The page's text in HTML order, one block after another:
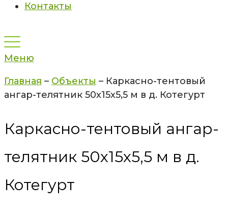
Контакты
Меню
Главная – Объекты – Каркасно-тентовый
ангар-телятник 50х15х5,5 м в д. Котегурт
Каркасно-тентовый ангар-
телятник 50х15х5,5 м в д.
Котегурт